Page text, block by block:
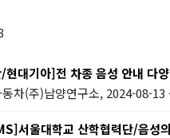
현대기아]전 차종 음성 안내 다
차(주)남양연구소, 2024-08-13
서울대학교 산학협력단/음